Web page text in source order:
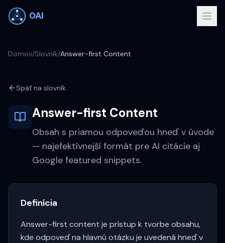
Domov/Slovník/Answer-first Content
Späť na slovník
Answer-first Content
Obsah s priamou odpoveďou hneď v úvode
— najefektívnejší formát pre AI citácie aj
Google featured snippets.
Definícia
Answer-first content je prístup k tvorbe obsahu,
kde odpoveď na hlavnú otázku je uvedená hneď v